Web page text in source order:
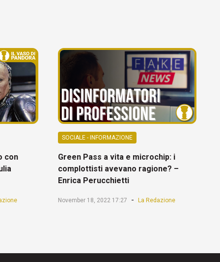
con
SOCIALE - INFORMAZIONE
Green Pass a vita e microchip: i
complottisti avevano ragione? –
Enrica Perucchietti
November 18, 2022 17:27 - La Redazione